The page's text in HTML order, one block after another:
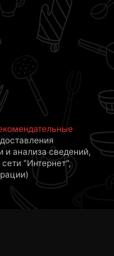
и анализа сведений,
"Интернет",